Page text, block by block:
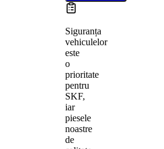
Siguranța
vehiculelor
este
o
prioritate
pentru
SKF,
iar
piesele
noastre
de